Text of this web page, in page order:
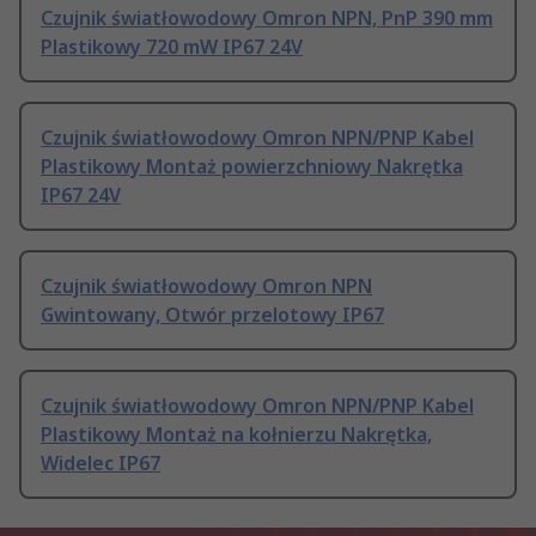
Czujnik światłowodowy Omron NPN, PnP 390 mm
Plastikowy 720 mW IP67 24V
Czujnik światłowodowy Omron NPN/PNP Kabel
Plastikowy Montaż powierzchniowy Nakrętka
IP67 24V
Czujnik światłowodowy Omron NPN
Gwintowany, Otwór przelotowy IP67
Czujnik światłowodowy Omron NPN/PNP Kabel
Plastikowy Montaż na kołnierzu Nakrętka,
Widelec IP67